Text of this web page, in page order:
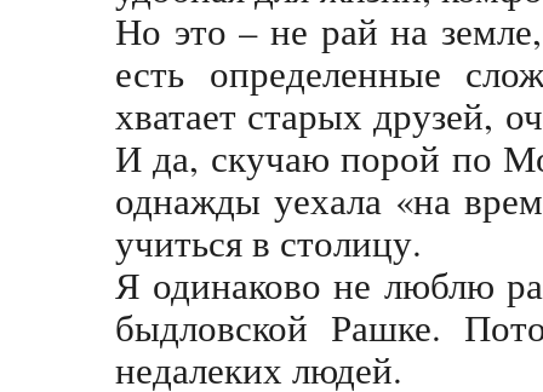
Но это – не рай на
есть определенные
хватает старых друзей,
И да, скучаю порой по
однажды уехала «на
учиться в столицу.
Я одинаково не люблю
быдловской Рашке.
недалеких людей.